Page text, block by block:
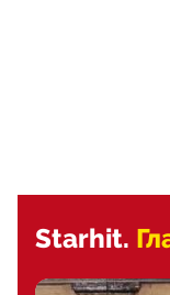
Starhit.